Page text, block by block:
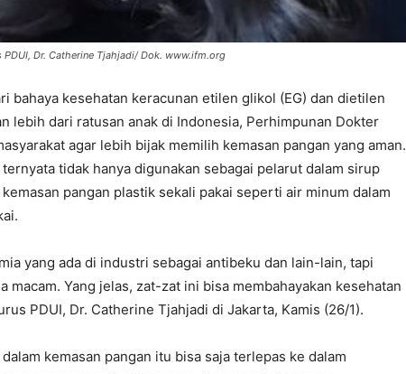
PDUI, Dr. Catherine Tjahjadi/ Dok. www.ifm.org
bahaya kesehatan keracunan etilen glikol (EG) dan dietilen
lebih dari ratusan anak di Indonesia, Perhimpunan Dokter
agar lebih bijak memilih kemasan pangan yang aman.
tidak hanya digunakan sebagai pelarut dalam sirup
pangan plastik sekali pakai seperti air minum dalam
yang ada di industri sebagai antibeku dan lain-lain, tapi
macam. Yang jelas, zat-zat ini bisa membahayakan kesehatan
PDUI, Dr. Catherine Tjahjadi di Jakarta, Kamis (26/1).
kemasan pangan itu bisa saja terlepas ke dalam